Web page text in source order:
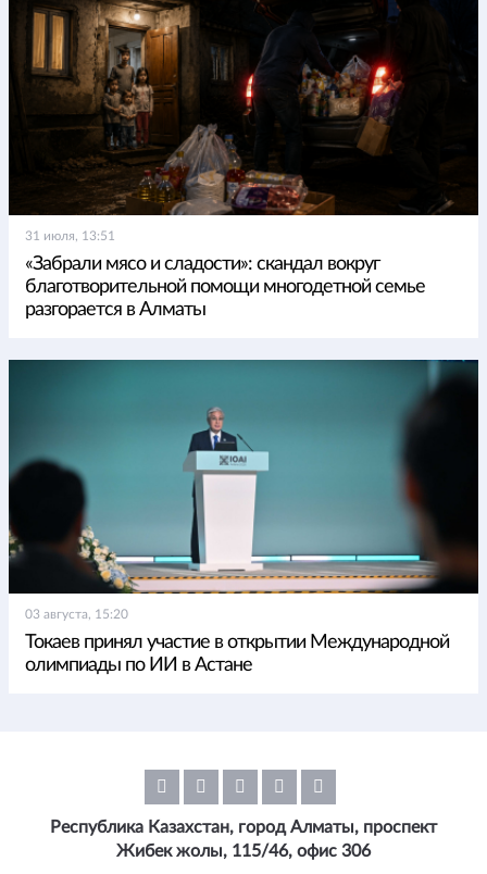
31 июля, 13:51
«Забрали мясо и сладости»: скандал вокруг
благотворительной помощи многодетной семье
разгорается в Алматы
03 августа, 15:20
Токаев принял участие в открытии Международной
олимпиады по ИИ в Астане
Республика Казахстан, город Алматы, проспект
Жибек жолы, 115/46, офис 306